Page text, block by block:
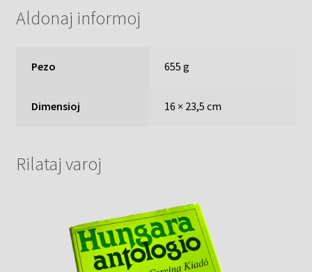
Aldonaj informoj
Pezo 655 g
Dimensioj 16 × 23,5 cm
Rilataj varoj